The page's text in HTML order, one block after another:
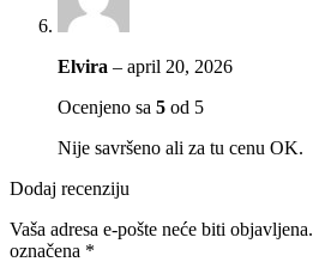
Elvira – april 20, 2026
Ocenjeno sa 5 od 5
Nije savršeno ali za tu cenu OK.
Dodaj recenziju
Vaša adresa e-pošte neće biti objavljena.
označena *